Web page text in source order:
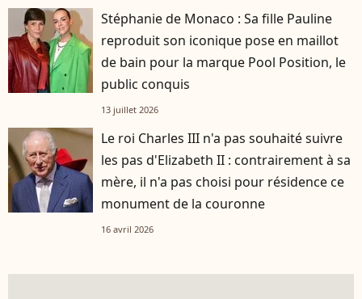
Stéphanie de Monaco : Sa fille Pauline
reproduit son iconique pose en maillot
de bain pour la marque Pool Position, le
public conquis
13 juillet 2026
Le roi Charles III n'a pas souhaité suivre
les pas d'Elizabeth II : contrairement à sa
mère, il n'a pas choisi pour résidence ce
monument de la couronne
16 avril 2026